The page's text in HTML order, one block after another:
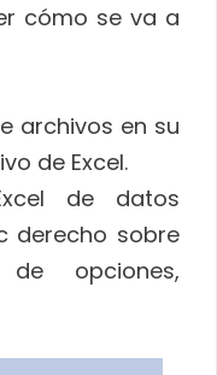
cómo se va a
archivos en su
de Excel.
de datos
derecho sobre
opciones,